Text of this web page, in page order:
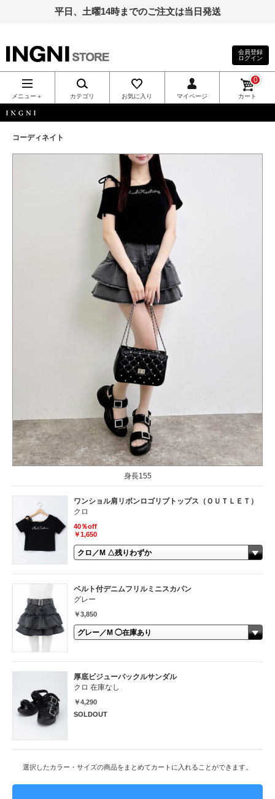
平日、土曜14時までのご注文は当日発送
INGNI（イン
グ）公式通
販｜INGNI
STORE
会員登録
ログイン
メニュー＋ カテゴリ お気に入り マイページ カート
0
コーディネイト
身長155
ワンショル肩リボンロゴリブトップス（ＯＵＴＬＥＴ）
クロ
40％off
￥1,650
ベルト付デニムフリルミニスカパン
グレー
￥3,850
厚底ビジューバックルサンダル
クロ 在庫なし
￥4,290
SOLDOUT
選択したカラー・サイズの商品をまとめてカートに入れることができます。